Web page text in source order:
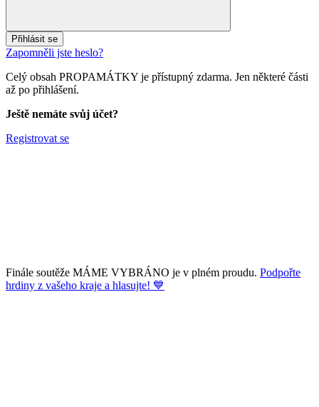
Přihlásit se
Zapomněli jste heslo?
Celý obsah PROPAMÁTKY je přístupný zdarma. Jen některé části
až po přihlášení.
Ještě nemáte svůj účet?
Registrovat se
Finále soutěže MÁME VYBRÁNO je v plném proudu. Podpořte
hrdiny z vašeho kraje a hlasujte! 💙